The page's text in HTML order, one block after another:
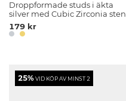
Droppformade studs i äkta
silver med Cubic Zirconia sten
179 kr
25%VID KÖP AV MINST 2